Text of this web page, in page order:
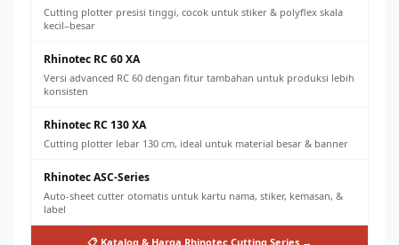
Cutting plotter presisi tinggi, cocok untuk stiker & polyflex skala
kecil–besar
Rhinotec RC 60 XA
Versi advanced RC 60 dengan fitur tambahan untuk produksi lebih
konsisten
Rhinotec RC 130 XA
Cutting plotter lebar 130 cm, ideal untuk material besar & banner
Rhinotec ASC-Series
Auto-sheet cutter otomatis untuk kartu nama, stiker, kemasan, &
label
📋 Katalog & Harga Rhinotec Cutting Series →